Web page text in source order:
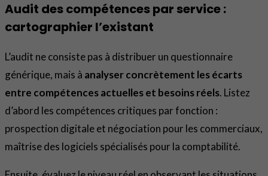
Audit des compétences par service :
cartographier l’existant
L’audit ne consiste pas à distribuer un questionnaire
générique, mais à analyser concrètement les écarts
entre compétences actuelles et besoins réels. Listez
d’abord les compétences critiques par fonction :
prospection digitale et négociation pour les commerciaux,
maîtrise des logiciels spécialisés pour la comptabilité.